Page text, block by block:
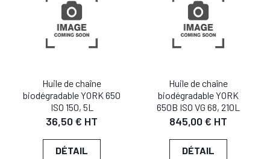
Huile de chaîne
biodégradable YORK 650
ISO 150, 5L
36,50 € HT
DÉTAIL
Huile de chaîne
biodégradable YORK
650B ISO VG 68, 210L
845,00 € HT
DÉTAIL